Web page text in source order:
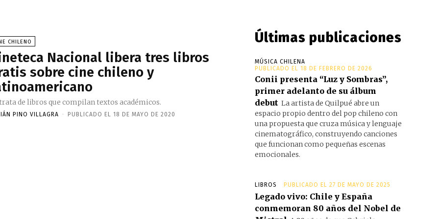
CHILENO
Nacional libera tres libros
sobre cine chileno y
de libros que compilan textos académicos.
PINO VILLAGRA - PUBLICADO EL 18 DE MAYO DE 2020
Últimas publicaciones
MÚSICA CHILENA
PUBLICADO EL 18 DE FEBRERO DE 2026
Conii presenta “Luz y Sombras”,
primer adelanto de su álbum
debut La artista de Quilpué abre un
espacio propio dentro del pop chileno con
una propuesta que cruza música y lenguaje
cinematográfico, construyendo canciones
que funcionan como pequeñas escenas
emocionales.
LIBROS PUBLICADO EL 27 DE MAYO DE 2025
Legado vivo: Chile y España
conmemoran 80 años del Nobel de